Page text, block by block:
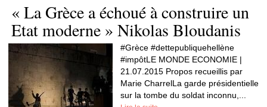
« La Grèce a échoué à construire un
Etat moderne » Nikolas Bloudanis
#Grèce #dettepubliquehellène
#impôtLE MONDE ECONOMIE |
21.07.2015 Propos recueillis par
Marie CharrelLa garde présidentielle
sur la tombe du soldat inconnu,...